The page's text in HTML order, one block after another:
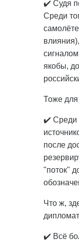
✔️ Судя
Среди
якобы,
Тоже для
✔️ Среди
после
"поток"
Что ж,
✔️ Всё